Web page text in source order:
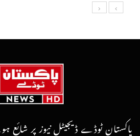
پاکستان ٹوڈے ڈیجیٹل نیوز پر شائع